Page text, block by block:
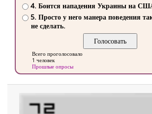
4. Боится нападения Украины на
5. Просто у него манера поведения
не сделать.
Всего проголосовало
1 человек
Прошлые опросы